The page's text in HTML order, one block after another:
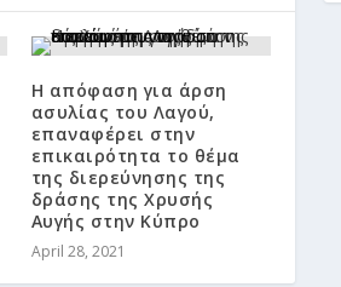
Η απόφαση για άρση
ασυλίας του Λαγού,
επαναφέρει στην
επικαιρότητα το θέμα
της διερεύνησης της
δράσης της Χρυσής
Αυγής στην Κύπρο
April 28, 2021